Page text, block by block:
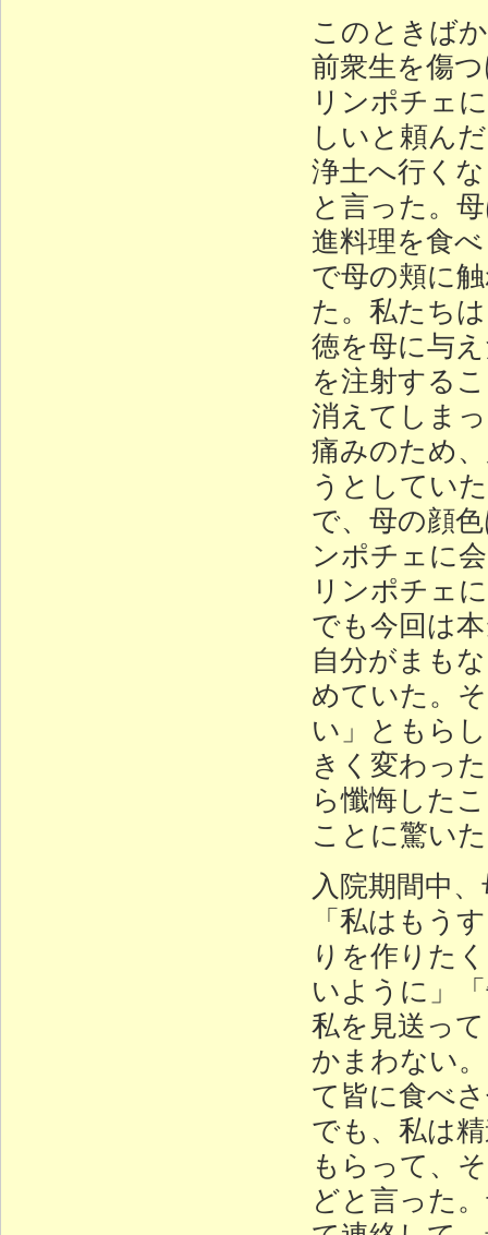
このときば
前衆生を傷
リンポチェ
しいと頼ん
浄土へ行く
と言った。
進料理を食
で母の頬に
た。私たち
徳を母に与
を注射する
消えてしま
痛みのため
うとしてい
で、母の顔
ンポチェに
リンポチェ
でも今回は
自分がまも
めていた。
い」ともら
きく変わっ
ら懺悔した
ことに驚い
入院期間中
「私はもう
りを作りた
いように」
私を見送っ
かまわない
て皆に食べ
でも、私は
もらって、
どと言った